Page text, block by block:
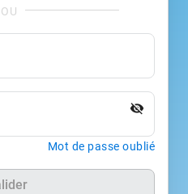
visibility_off
Mot de passe oublié